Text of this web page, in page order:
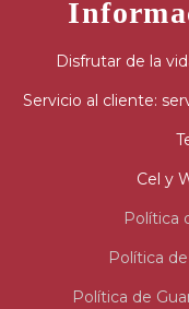
Disfrutar de la
Servicio al cliente:
Cel y
Política
Política
Política de